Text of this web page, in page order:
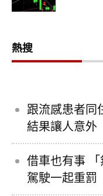
熱搜
跟流感患者同
結果讓人意外
借車也有事
駕駛一起重罰